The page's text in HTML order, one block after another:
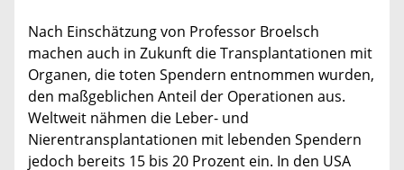
Nach Einschätzung von Professor Broelsch
machen auch in Zukunft die Transplantationen mit
Organen, die toten Spendern entnommen wurden,
den maßgeblichen Anteil der Operationen aus.
Weltweit nähmen die Leber- und
Nierentransplantationen mit lebenden Spendern
jedoch bereits 15 bis 20 Prozent ein. In den USA